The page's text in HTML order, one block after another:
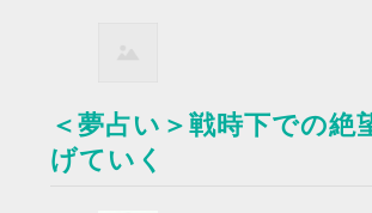
＜夢占い＞戦時下での絶
げていく